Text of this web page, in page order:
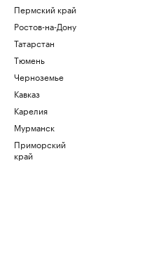
Пермский край
Ростов-на-Дону
Татарстан
Тюмень
Черноземье
Кавказ
Карелия
Мурманск
Приморский
край